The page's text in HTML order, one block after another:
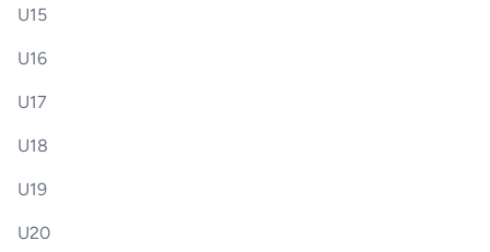
U15
U16
U17
U18
U19
U20